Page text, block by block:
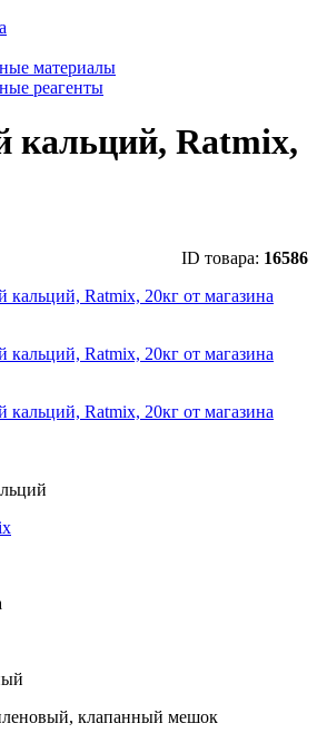
материалы
реагенты
кальций, Ratmix,
ID товара: 16586
клапанный мешок